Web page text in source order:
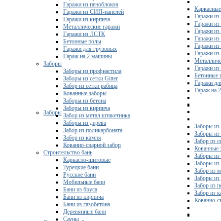
Гаражи из
Гаражи из
Гаражи из
Гаражи из
Гаражи
Гаражи из
Гаражи
Бетонные
Гаражи
Гараж на
Заборы
Заборы из
Заборы из
Забор из
Кованные
Заборы из
Заборы из
Забор из
Заборы из
Забор из
Забор из
Кованно-
Гаражи из пеноблоков
Гаражи из СИП-панелей
Гаражи из кирпича
Металлические гаражи
Гаражи из ЛСТК
Бетонные полы
Гаражи для грузовых
Гараж на 2 машины
Заборы
Заборы из профнастила
Заборы из сетки Gitter
Забор из сетки рабица
Кованные заборы
Заборы из бетона
Заборы из кирпича
Забор из метал.штакетника
Заборы из дерева
Забор из поликарбоната
Забор из камня
Кованно-сварной забор
Строительство бань
Каркасно-щитовые
Турецкие бани
Русские бани
Мобильные бани
Бани из бруса
Бани из кирпича
Бани из газобетона
Деревянные бани
Сауны